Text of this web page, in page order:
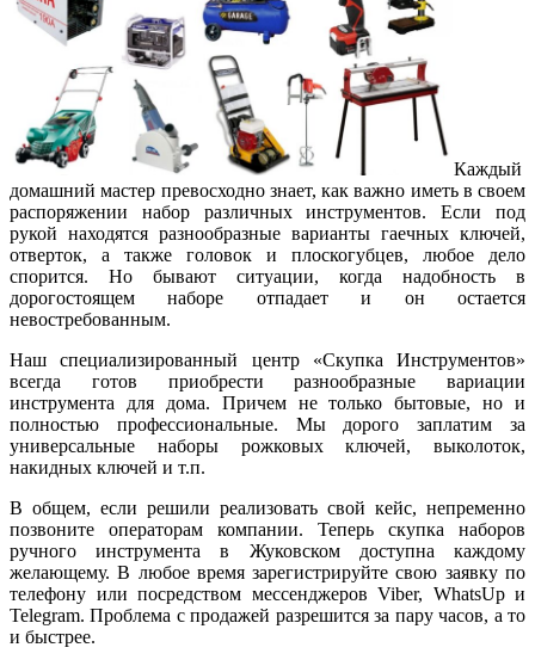
Каждый
домашний мастер превосходно знает, как важно иметь в своем
распоряжении набор различных инструментов. Если под
рукой находятся разнообразные варианты гаечных ключей,
отверток, а также головок и плоскогубцев, любое дело
спорится. Но бывают ситуации, когда надобность в
дорогостоящем наборе отпадает и он остается
невостребованным.
Наш специализированный центр «Скупка Инструментов»
всегда готов приобрести разнообразные вариации
инструмента для дома. Причем не только бытовые, но и
полностью профессиональные. Мы дорого заплатим за
универсальные наборы рожковых ключей, выколоток,
накидных ключей и т.п.
В общем, если решили реализовать свой кейс, непременно
позвоните операторам компании. Теперь скупка наборов
ручного инструмента в Жуковском доступна каждому
желающему. В любое время зарегистрируйте свою заявку по
телефону или посредством мессенджеров Viber, WhatsUp и
Telegram. Проблема с продажей разрешится за пару часов, а то
и быстрее.